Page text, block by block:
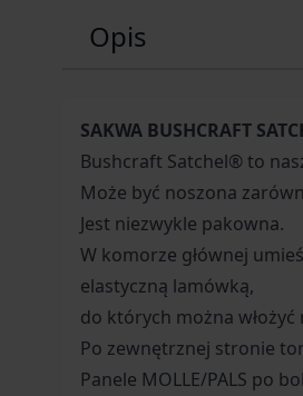
Opis
SAKWA BUSHCRAFT
Bushcraft Satchel® to
Może być noszona
Jest niezwykle pakowna.
W komorze głównej
elastyczną lamówką,
do których można włożyć
Po zewnętrznej stronie
Panele MOLLE/PALS po